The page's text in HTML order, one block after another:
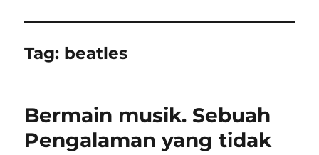
Tag: beatles
Bermain musik. Sebuah
Pengalaman yang tidak